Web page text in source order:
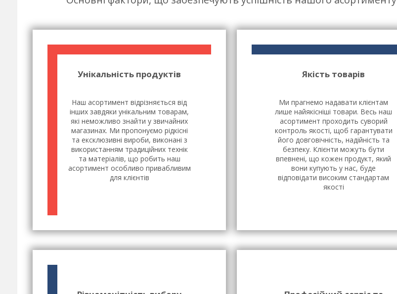
Унікальність продуктів
Наш асортимент відрізняється від
інших завдяки унікальним товарам,
які неможливо знайти у звичайних
магазинах. Ми пропонуємо рідкісні
та ексклюзивні вироби, виконані з
використанням традиційних технік
та матеріалів, що робить наш
асортимент особливо привабливим
для клієнтів
Якість товарів
Ми прагнемо надавати клієнтам
лише найякісніші товари. Весь наш
асортимент проходить суворий
контроль якості, щоб гарантувати
його довговічність, надійність та
безпеку. Клієнти можуть бути
впевнені, що кожен продукт, який
вони купують у нас, буде
відповідати високим стандартам
якості